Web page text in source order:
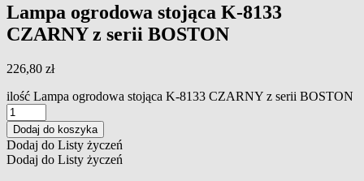
Lampa ogrodowa stojąca K-8133
CZARNY z serii BOSTON
226,80 zł
ilość Lampa ogrodowa stojąca K-8133 CZARNY z serii BOSTON
Dodaj do koszyka
Dodaj do Listy życzeń
Dodaj do Listy życzeń